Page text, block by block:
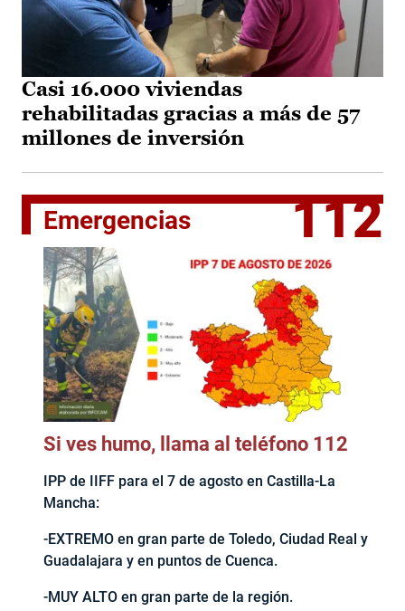
Casi 16.000 viviendas
rehabilitadas gracias a más de 57
millones de inversión
Emergencias 112
Si ves humo, llama al teléfono 112
IPP de IIFF para el 7 de agosto en Castilla-La
Mancha:
-EXTREMO en gran parte de Toledo, Ciudad Real y
Guadalajara y en puntos de Cuenca.
-MUY ALTO en gran parte de la región.